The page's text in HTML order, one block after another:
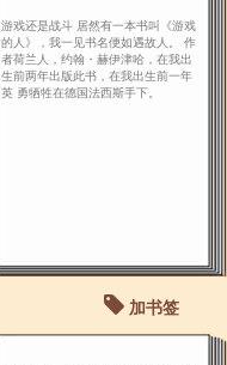
游戏还是战斗 居然有一本书叫《游戏
的人》，我一见书名便如遇故人。 作
者荷兰人，约翰・赫伊津哈，在我出
生前两年出版此书，在我出生前一年
英 勇牺牲在德国法西斯手下。
加书签